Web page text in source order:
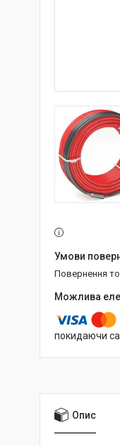
повернення
покидаючи
Опис